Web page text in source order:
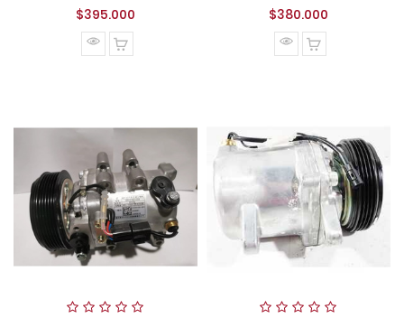
$395.000
$380.000